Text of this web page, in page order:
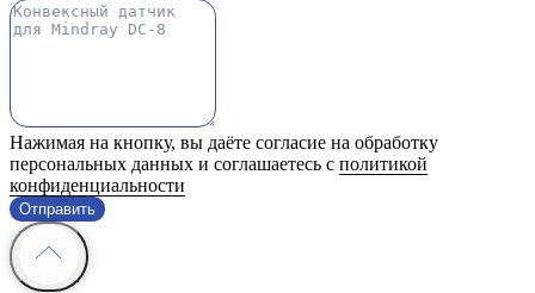
Нажимая на кнопку, вы даёте согласие на обработку
персональных данных и соглашаетесь с политикой
конфиденциальности
Отправить